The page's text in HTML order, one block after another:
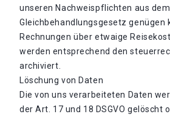
unseren Nachweispflichten aus dem
Gleichbehandlungsgesetz genügen
Rechnungen über etwaige
werden entsprechend den
archiviert.
Löschung von Daten
Die von uns verarbeiteten Daten
der Art. 17 und 18 DSGVO gelöscht